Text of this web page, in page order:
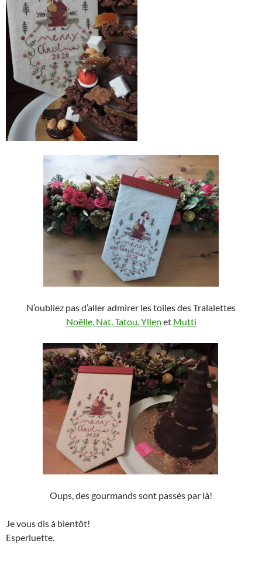
N’oubliez pas d’aller admirer les toiles des Tralalettes
Noëlle, Nat,Tatou,Yllen et Mutti
Oups, des gourmands sont passés par là!
Je vous dis à bientôt!
Esperluette.